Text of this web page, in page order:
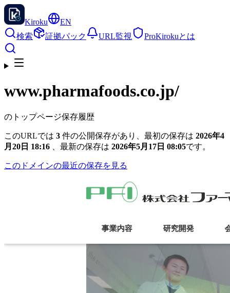
Kiroku
EN
検索
証拠パック URL監視 ProKirokuとは
www.pharmafoods.co.jp/
のトップページ保存履歴
このURLでは 3 件の公開保存があり、最初の保存は 2026年4
月20日 18:16
、最新の保存は 2026年5月17日 08:05です。
このドメインの最近の保存を見る